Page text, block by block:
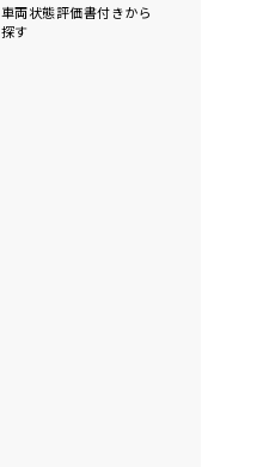
車両状態評価書付きから
探す